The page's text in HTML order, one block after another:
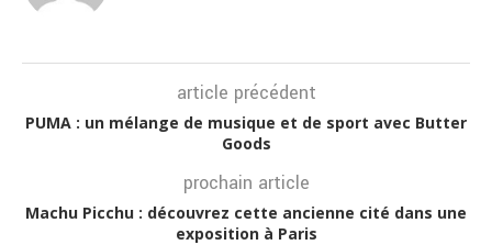
article précédent
PUMA : un mélange de musique et de sport avec Butter
Goods
prochain article
Machu Picchu : découvrez cette ancienne cité dans une
exposition à Paris